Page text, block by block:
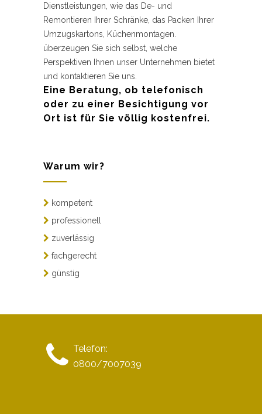
Dienstleistungen, wie das De- und
Remontieren Ihrer Schränke, das Packen Ihrer
Umzugskartons, Küchenmontagen.
überzeugen Sie sich selbst, welche
Perspektiven Ihnen unser Unternehmen bietet
und kontaktieren Sie uns.
Eine Beratung, ob telefonisch
oder zu einer Besichtigung vor
Ort ist für Sie völlig kostenfrei.
Warum wir?
kompetent
professionell
zuverlässig
fachgerecht
günstig
Telefon:
0800/7007039